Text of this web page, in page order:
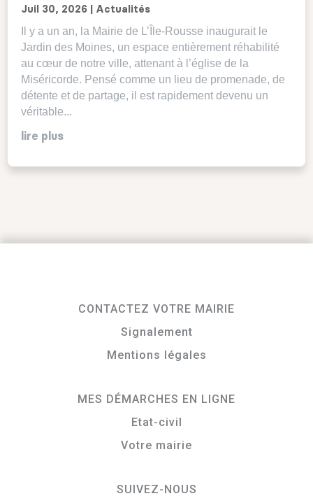
Juil 30, 2026 Actualités
Il y a un an, la Mairie de L’Île-Rousse inaugurait le
Jardin des Moines, un espace entièrement réhabilité
au cœur de notre ville, attenant à l’église de la
Miséricorde. Pensé comme un lieu de promenade, de
détente et de partage, il est rapidement devenu un
véritable...
lire plus
CONTACTEZ VOTRE MAIRIE
Signalement
Mentions légales
MES DÉMARCHES EN LIGNE
Etat-civil
Votre mairie
SUIVEZ-NOUS